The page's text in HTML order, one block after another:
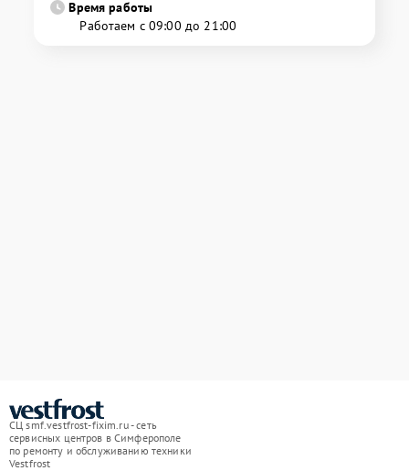
Время работы
Работаем с 09:00 до 21:00
СЦ smf.vestfrost-fixim.ru - сеть
сервисных центров в Симферополе
по ремонту и обслуживанию техники
Vestfrost